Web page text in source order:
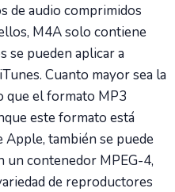
de audio comprimidos
M4A solo contiene
se pueden aplicar a
Cuanto mayor sea la
que el formato MP3
este formato está
también se puede
un contenedor MPEG-4,
de reproductores